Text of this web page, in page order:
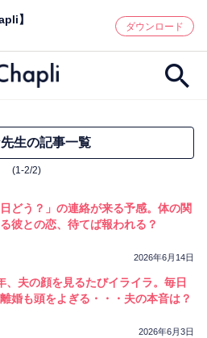
・占い師検索
方 時期
】
ダウンロード
生の記事一覧
(1-2/2)
日どう？」の連絡が来る予感。体の関
彼との恋、待てば報われる？
2026年6月14日
、夫の顔を見るたびイライラ。毎日
婚も頭をよぎる・・・夫の本音は？
2026年6月3日